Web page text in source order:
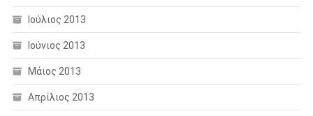
Ιούλιος 2013
Ιούνιος 2013
Μάιος 2013
Απρίλιος 2013